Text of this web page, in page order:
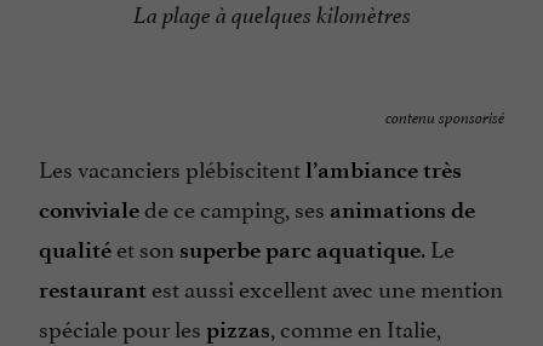
La plage à quelques kilomètres
contenu sponsorisé
Les vacanciers plébiscitentl’ambiance très
convivialede ce camping, ses animations de
qualité et son superbe parc aquatique. Le
restaurant est aussi excellent avec une mention
spéciale pour les pizzas, comme en Italie,